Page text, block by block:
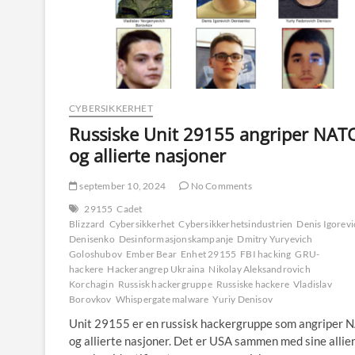
CYBERSIKKERHET
Russiske Unit 29155 angriper
og allierte nasjoner
september 10, 2024
No Comments
29155 Cadet
Blizzard Cybersikkerhet Cybersikkerhetsindustrien Denis
Denisenko Desinformasjonskampanje Dmitry Yuryevich
Goloshubov Ember Bear Enhet 29155 FBI hacking GRU-
hackere Hackerangrep Ukraina Nikolay Aleksandrovich
Korchagin Russisk hackergruppe Russiske hackere Vladislav
Borovkov Whispergate malware Yuriy Denisov
Unit 29155 er en russisk hackergruppe som angriper
og allierte nasjoner. Det er USA sammen med sine